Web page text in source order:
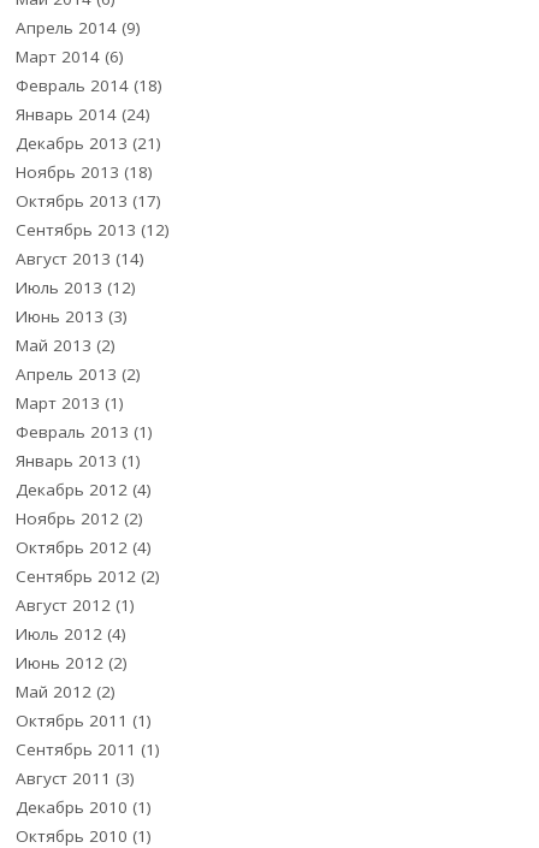
Апрель 2014 (9)
Март 2014 (6)
Февраль 2014 (18)
Январь 2014 (24)
Декабрь 2013 (21)
Ноябрь 2013 (18)
Октябрь 2013 (17)
Сентябрь 2013 (12)
Август 2013 (14)
Июль 2013 (12)
Июнь 2013 (3)
Май 2013 (2)
Апрель 2013 (2)
Март 2013 (1)
Февраль 2013 (1)
Январь 2013 (1)
Декабрь 2012 (4)
Ноябрь 2012 (2)
Октябрь 2012 (4)
Сентябрь 2012 (2)
Август 2012 (1)
Июль 2012 (4)
Июнь 2012 (2)
Май 2012 (2)
Октябрь 2011 (1)
Сентябрь 2011 (1)
Август 2011 (3)
Декабрь 2010 (1)
Октябрь 2010 (1)